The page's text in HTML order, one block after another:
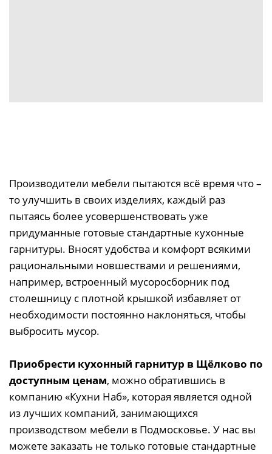
Производители мебели пытаются всё время что –
то улучшить в своих изделиях, каждый раз
пытаясь более усовершенствовать уже
придуманные готовые стандартные кухонные
гарнитуры. Вносят удобства и комфорт всякими
рациональными новшествами и решениями,
например, встроенный мусоросборник под
столешницу с плотной крышкой избавляет от
необходимости постоянно наклоняться, чтобы
выбросить мусор.
Приобрести кухонный гарнитур в Щёлково по
доступным ценам, можно обратившись в
компанию «Кухни Наб», которая является одной
из лучших компаний, занимающихся
производством мебели в Подмосковье. У нас вы
можете заказать не только готовые стандартные